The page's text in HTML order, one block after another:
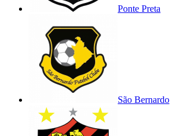
Ponte Preta
São Bernardo